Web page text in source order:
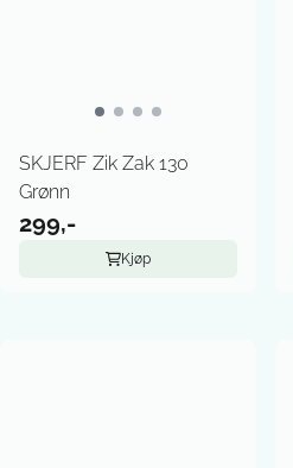
SKJERF Zik Zak 130
Grønn
299,-
Kjøp